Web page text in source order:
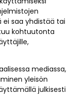
saa yhdistää tai
kohtuutonta
mediassa,
yleisön
julkisesti